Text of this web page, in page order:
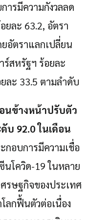
ารมีความกังวลลด
ยละ 63.2, อัตรา
อัตราแลกเปลี่ยน
ร์สหรัฐฯ ร้อยละ
ละ 33.5 ตามลำดับ
นข้างหน้าปรับตัว
บ 92.0 ในเดือน
กอบการมีความเชื่อ
โควิด-19 ในหลาย
รษฐกิจของประเทศ
ลกฟื้นตัวต่อเนื่อง